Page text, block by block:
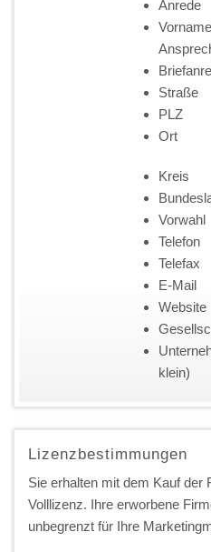
Anrede
Straße
PLZ
Ort
Kreis
Vorwahl
Telefon
Telefax
E-Mail
Website
klein)
Lizenzbestimmungen
Sie erhalten mit dem Kauf der
Volllizenz. Ihre erworbene
unbegrenzt für Ihre